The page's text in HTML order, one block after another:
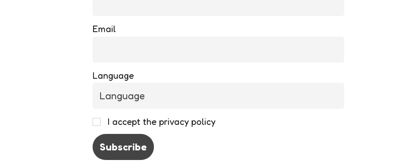
Email
Language
I accept the privacy policy